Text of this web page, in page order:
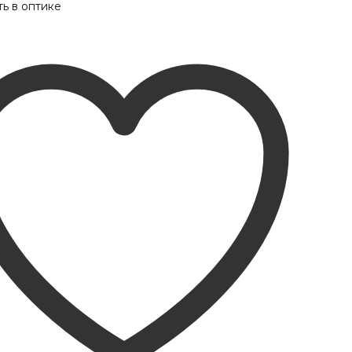
в оптике